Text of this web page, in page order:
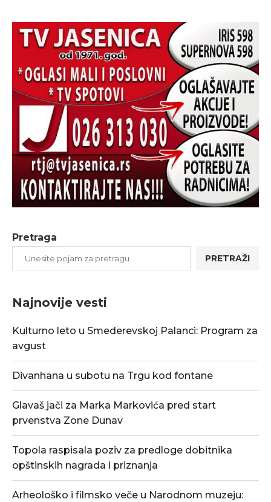
Pretraga
PRETRAŽI
Najnovije vesti
Kulturno leto u Smederevskoj Palanci: Program za
avgust
Divanhana u subotu na Trgu kod fontane
Glavaš jači za Marka Markovića pred start
prvenstva Zone Dunav
Topola raspisala poziv za predloge dobitnika
opštinskih nagrada i priznanja
Arheološko i filmsko veče u Narodnom muzeju: